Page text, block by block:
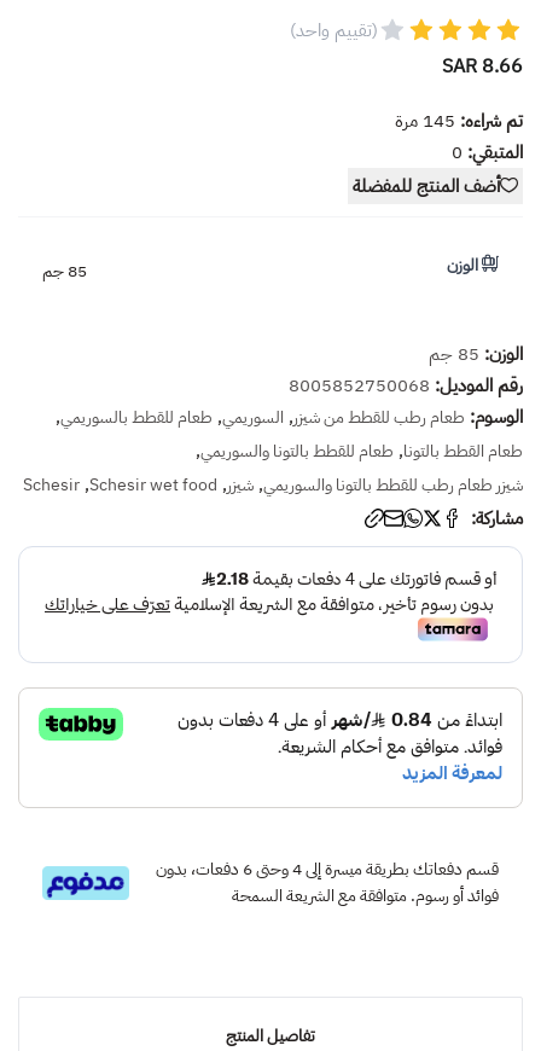
(تقييم واحد)
8.66 SAR
تم شراءه: 145 مرة
المتبقي: 0
أضف المنتج للمفضلة
الوزن 85 جم
الوزن: 85 جم
رقم الموديل: 8005852750068
الوسوم: طعام رطب للقطط من شيزر, السوريمي, طعام للقطط بالسوريمي,
طعام القطط بالتونا, طعام للقطط بالتونا والسوريمي,
شيزر طعام رطب للقطط بالتونا والسوريمي, شيزر,
Schesir wet food
,
Schesir
مشاركة:
قسم دفعاتك بطريقة ميسرة إلى 4 وحتى 6 دفعات، بدون
فوائد أو رسوم. متوافقة مع الشريعة السمحة
تفاصيل المنتج